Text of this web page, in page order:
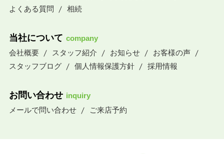
よくある質問
相続
当社について company
会社概要
スタッフ紹介 お知らせ
お客様の声
スタッフブログ
個人情報保護方針 採用情報
お問い合わせ inquiry
メールで問い合わせ
ご来店予約